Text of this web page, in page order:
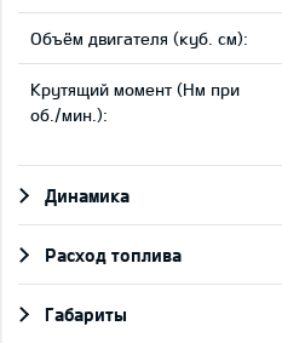
Объём двигателя (куб. см):
Крутящий момент (Нм при
об./мин.):
Динамика
Pасход топлива
Габариты